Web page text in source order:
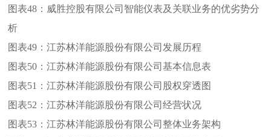
图表48： 威胜控股有限公司智能仪表及关联业务的优劣势分
析
图表49：江苏林洋能源股份有限公司发展历程
图表50：江苏林洋能源股份有限公司基本信息表
图表51：江苏林洋能源股份有限公司股权穿透图
图表52：江苏林洋能源股份有限公司经营状况
图表53：江苏林洋能源股份有限公司整体业务架构